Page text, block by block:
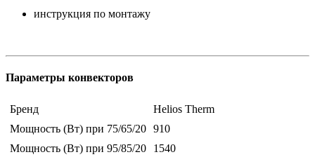
инструкция по монтажу
Параметры конвекторов
Бренд
Helios Therm
Мощность (Вт) при 75/65/20 910
Мощность (Вт) при 95/85/20
1540